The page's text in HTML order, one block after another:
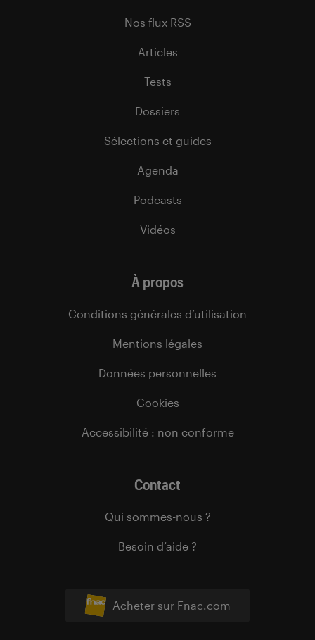
Acheter sur Fnac.com
Nos flux RSS
Articles
Tests
Dossiers
Sélections et guides
Agenda
Podcasts
Vidéos
À propos
Conditions générales d’utilisation
Mentions légales
Données personnelles
Cookies
Accessibilité : non conforme
Contact
Qui sommes-nous ?
Besoin d’aide ?